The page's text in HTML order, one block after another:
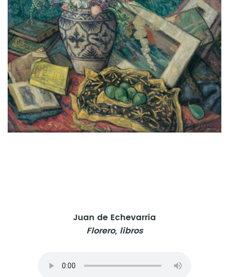
Juan de Echevarría
Florero, libros